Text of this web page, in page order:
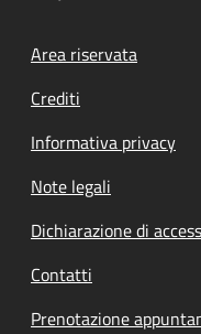
Footer menu
Area riservata
Crediti
Informativa privacy
Note legali
Dichiarazione di
Contatti
Prenotazione